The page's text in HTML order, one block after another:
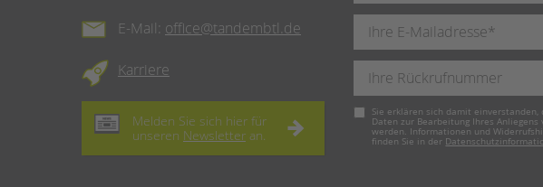
E-Mail: office@tandembtl.de
Karriere
Melden Sie sich hier für
unseren Newsletter an.
Pflichtfeld
Sie erklären sich damit einverstanden,
Daten zur Bearbeitung Ihres Anliegens
werden. Informationen und
finden Sie in der